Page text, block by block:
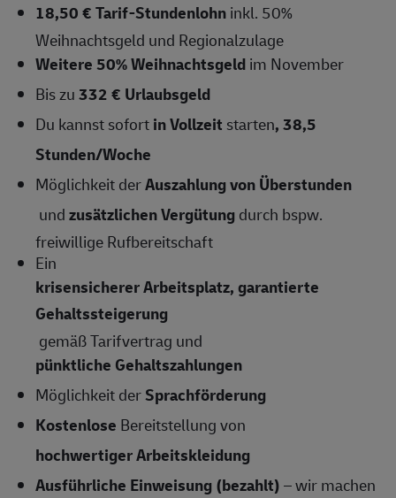
18,50 € Tarif-Stundenlohninkl. 50%
Weihnachtsgeld und Regionalzulage
Weitere 50% Weihnachtsgeldim November
Bis zu332 € Urlaubsgeld
Du kannst sofortin Vollzeit starten,38,5
Stunden/Woche
Möglichkeit derAuszahlung von Überstunden
undzusätzlichen Vergütungdurch bspw.
freiwillige Rufbereitschaft
Ein
krisensicherer Arbeitsplatz, garantierte
Gehaltssteigerung
gemäß Tarifvertrag und
pünktliche Gehaltszahlungen
Möglichkeit derSprachförderung
Kostenlose Bereitstellung von
hochwertiger Arbeitskleidung
Ausführliche Einweisung (bezahlt)– wir machen